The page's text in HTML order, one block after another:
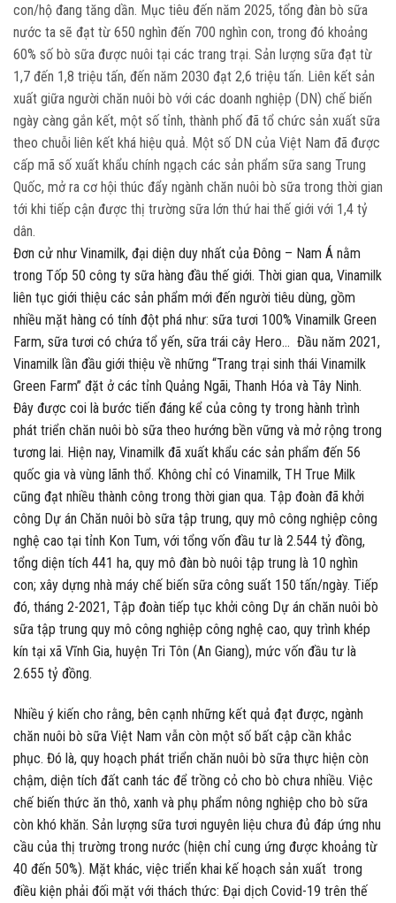
con/hộ đang tăng dần. Mục tiêu đến năm 2025, tổng đàn bò sữa
nước ta sẽ đạt từ 650 nghìn đến 700 nghìn con, trong đó khoảng
60% số bò sữa được nuôi tại các trang trại. Sản lượng sữa đạt từ
1,7 đến 1,8 triệu tấn, đến năm 2030 đạt 2,6 triệu tấn. Liên kết sản
xuất giữa người chăn nuôi bò với các doanh nghiệp (DN) chế biến
ngày càng gắn kết, một số tỉnh, thành phố đã tổ chức sản xuất sữa
theo chuỗi liên kết khá hiệu quả. Một số DN của Việt Nam đã được
cấp mã số xuất khẩu chính ngạch các sản phẩm sữa sang Trung
Quốc, mở ra cơ hội thúc đẩy ngành chăn nuôi bò sữa trong thời gian
tới khi tiếp cận được thị trường sữa lớn thứ hai thế giới với 1,4 tỷ
dân.
Đơn cử như Vinamilk, đại diện duy nhất của Đông – Nam Á nằm
trong Tốp 50 công ty sữa hàng đầu thế giới. Thời gian qua, Vinamilk
liên tục giới thiệu các sản phẩm mới đến người tiêu dùng, gồm
nhiều mặt hàng có tính đột phá như: sữa tươi 100% Vinamilk Green
Farm, sữa tươi có chứa tổ yến, sữa trái cây Hero… Đầu năm 2021,
Vinamilk lần đầu giới thiệu về những “Trang trại sinh thái Vinamilk
Green Farm” đặt ở các tỉnh Quảng Ngãi, Thanh Hóa và Tây Ninh.
Đây được coi là bước tiến đáng kể của công ty trong hành trình
phát triển chăn nuôi bò sữa theo hướng bền vững và mở rộng trong
tương lai. Hiện nay, Vinamilk đã xuất khẩu các sản phẩm đến 56
quốc gia và vùng lãnh thổ. Không chỉ có Vinamilk, TH True Milk
cũng đạt nhiều thành công trong thời gian qua. Tập đoàn đã khởi
công Dự án Chăn nuôi bò sữa tập trung, quy mô công nghiệp công
nghệ cao tại tỉnh Kon Tum, với tổng vốn đầu tư là 2.544 tỷ đồng,
tổng diện tích 441 ha, quy mô đàn bò nuôi tập trung là 10 nghìn
con; xây dựng nhà máy chế biến sữa công suất 150 tấn/ngày. Tiếp
đó, tháng 2-2021, Tập đoàn tiếp tục khởi công Dự án chăn nuôi bò
sữa tập trung quy mô công nghiệp công nghệ cao, quy trình khép
kín tại xã Vĩnh Gia, huyện Tri Tôn (An Giang), mức vốn đầu tư là
2.655 tỷ đồng.
Nhiều ý kiến cho rằng, bên cạnh những kết quả đạt được, ngành
chăn nuôi bò sữa Việt Nam vẫn còn một số bất cập cần khắc
phục. Đó là, quy hoạch phát triển chăn nuôi bò sữa thực hiện còn
chậm, diện tích đất canh tác để trồng cỏ cho bò chưa nhiều. Việc
chế biến thức ăn thô, xanh và phụ phẩm nông nghiệp cho bò sữa
còn khó khăn. Sản lượng sữa tươi nguyên liệu chưa đủ đáp ứng nhu
cầu của thị trường trong nước (hiện chỉ cung ứng được khoảng từ
40 đến 50%). Mặt khác, việc triển khai kế hoạch sản xuất trong
điều kiện phải đối mặt với thách thức: Đại dịch Covid-19 trên thế